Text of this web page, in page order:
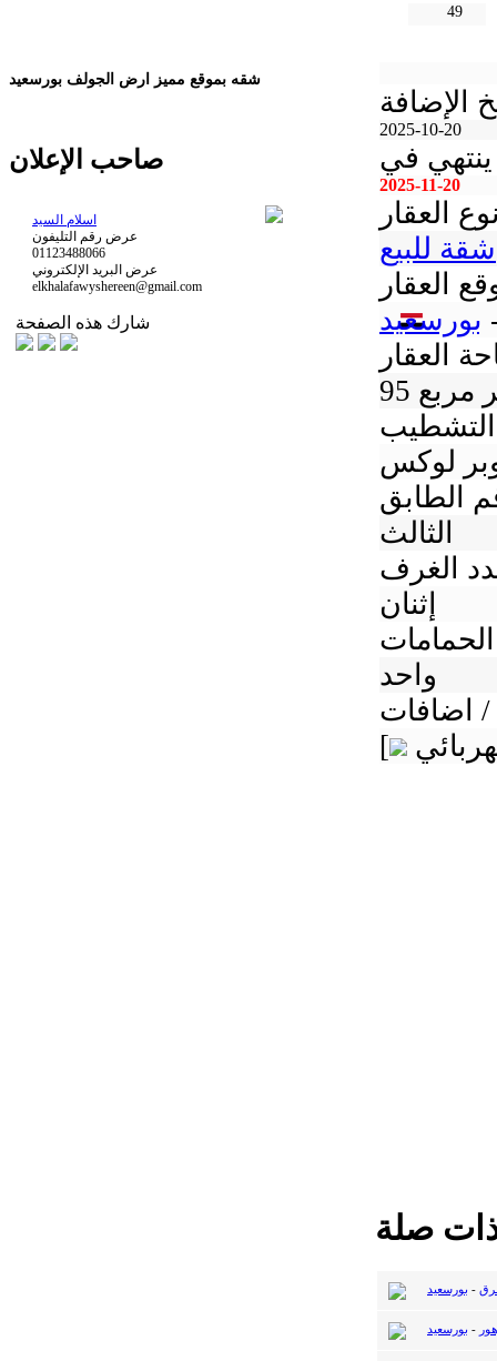
49
الإضافة
2025-10-20
ينتهي في
2025-11-20
العقار
شقة للبيع
العقار
بورسعيد
العقار
مربع
لوكس
الطابق
الثالث
الغرف
إثنان
واحد
اضافات
[
شقه بموقع مميز ارض الجولف بورسعيد
صاحب الإعلان
اسلام السيد
عرض رقم التليفون
01123488066
عرض البريد الإلكتروني
elkhalafawyshereen@gmail.com
شارك هذه الصفحة
صلة
- بورسعيد
- بورسعيد